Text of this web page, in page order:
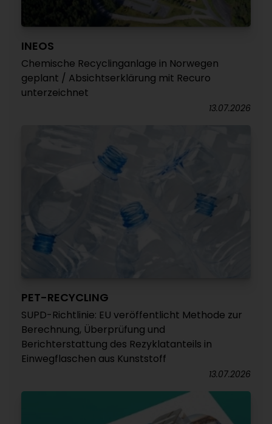
INEOS
Chemische Recyclinganlage in Norwegen
geplant / Absichtserklärung mit Recuro
unterzeichnet
13.07.2026
PET-RECYCLING
SUPD-Richtlinie: EU veröffentlicht Methode zur
Berechnung, Überprüfung und
Berichterstattung des Rezyklatanteils in
Einwegflaschen aus Kunststoff
13.07.2026